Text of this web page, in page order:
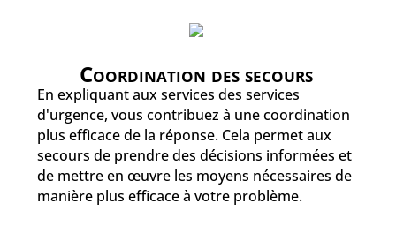
Coordination des secours
En expliquant aux services des services
d'urgence, vous contribuez à une coordination
plus efficace de la réponse. Cela permet aux
secours de prendre des décisions informées et
de mettre en œuvre les moyens nécessaires de
manière plus efficace à votre problème.